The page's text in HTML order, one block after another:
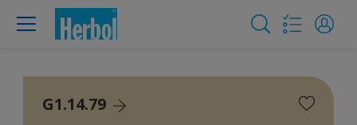
G1.14.79